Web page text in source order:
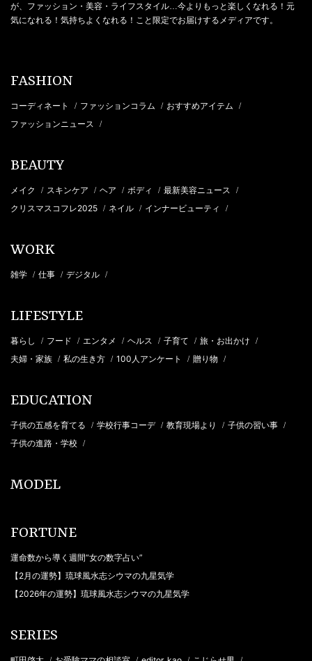
が、ファッション・美容・ライフスタイル…今よりもっと楽しくなれる！元
気になれる！気持ちよくなれる！こと限定でお届けするメディアです。
FASHION
コーディネート / ファッションコラム / おすすめアイテム /
ファッションニュース /
BEAUTY
メイク / スキンケア / ヘア / ボディ / 最新美容ニュース /
クリスマスコフレ2025 / ネイル / インナービューティ /
WORK
雑学 / 仕事 / デジタル /
LIFESTYLE
暮らし / フード / エンタメ / ヘルス / 子育て / 旅・お出かけ /
夫婦・家族 / 私の生き方 / 100人アンケート / 贈り物 /
EDUCATION
子供の五感を育てる / 学校行事コーデ / 教育現場より / 子供の習い事 /
子供の進路・学校 /
MODEL
FORTUNE
運命数から導く週間“女の数字占い”
【2月の運勢】琉球風水志シウマの九星気学
【2026年の運勢】琉球風水志シウマの九星気学
SERIES